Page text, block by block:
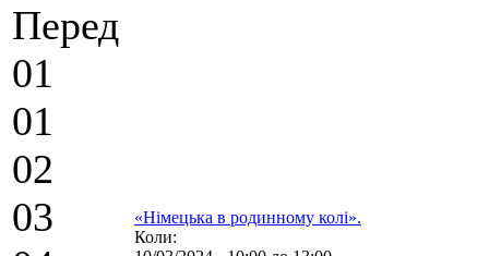
Перед
01
01
02
03
«Німецька в родинному колі».
Коли: